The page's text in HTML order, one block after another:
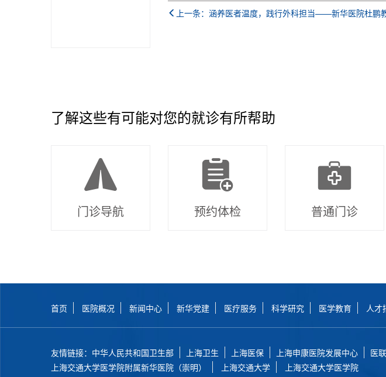
上一条：涵养医者温度，践行外科担当——新华医院杜鹏
了解这些有可能对您的就诊有所帮助
门诊导航 预约体检 普通门诊
首页 医院概况 新闻中心 新华党建 医疗服务 科学研究 医学教育 人才
友情链接： 中华人民共和国卫生部 上海卫生 上海医保 上海申康医院发展中心 医
上海交通大学医学院附属新华医院（崇明）
上海交通大学 上海交通大学医学院